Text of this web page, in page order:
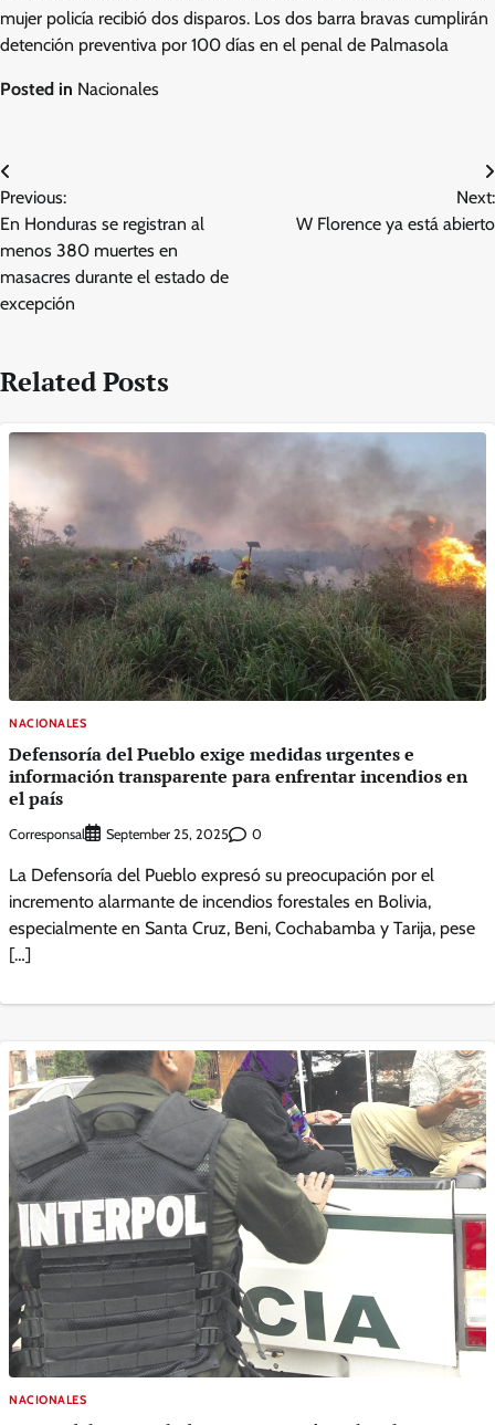
mujer policía recibió dos disparos. Los dos barra bravas cumplirán
detención preventiva por 100 días en el penal de Palmasola
Posted in Nacionales
Post
navigation
Previous:
En Honduras se registran al
menos 380 muertes en
masacres durante el estado de
excepción
Next:
W Florence ya está abierto
Related Posts
NACIONALES
Defensoría del Pueblo exige medidas urgentes e
información transparente para enfrentar incendios en
el país
Corresponsal September 25, 2025 0
La Defensoría del Pueblo expresó su preocupación por el
incremento alarmante de incendios forestales en Bolivia,
especialmente en Santa Cruz, Beni, Cochabamba y Tarija, pese
[…]
NACIONALES